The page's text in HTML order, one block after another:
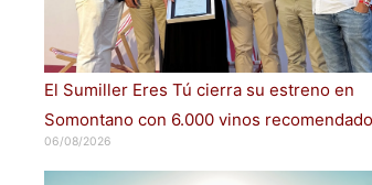
El Sumiller Eres Tú cierra su estreno en
Somontano con 6.000 vinos
06/08/2026